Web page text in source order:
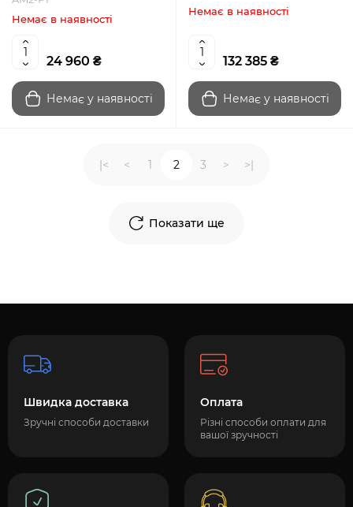
Немає в наявності
24 960 ₴
Немає у наявності
Немає в наявності
132 385 ₴
Немає у наявності
Показати ще
|< < 1 2 3 > >|
Швидка доставка
Зручні способи доставки
Оплата
Різні способи оплати для
вашої зручності